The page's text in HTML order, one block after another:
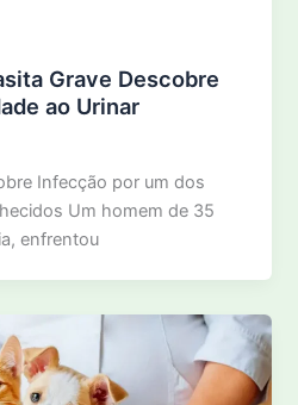
Grave Descobre
ao Urinar
Infecção por um dos
Um homem de 35
enfrentou